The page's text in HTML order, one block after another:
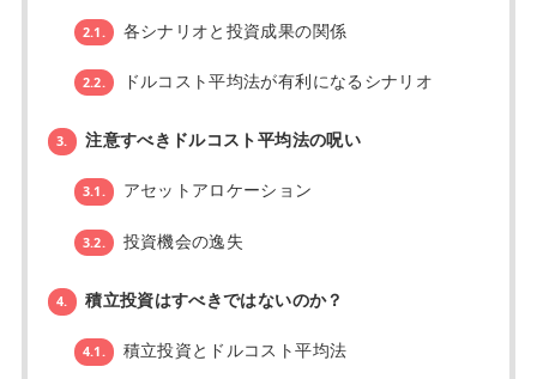
2.1. 各シナリオと投資成果の関係
2.2. ドルコスト平均法が有利になるシナリオ
3. 注意すべきドルコスト平均法の呪い
3.1. アセットアロケーション
3.2. 投資機会の逸失
4. 積立投資はすべきではないのか？
4.1. 積立投資とドルコスト平均法